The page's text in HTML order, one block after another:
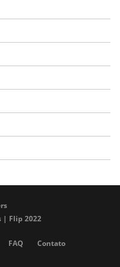
| Flip 2022
FAQ Contato